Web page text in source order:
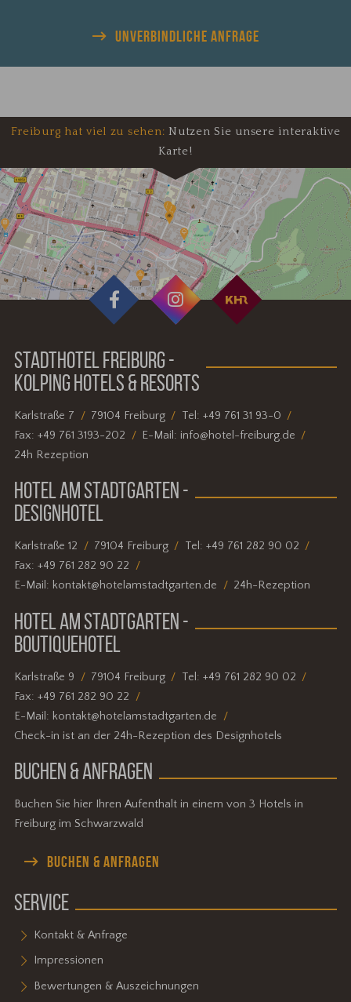
UNVERBINDLICHE ANFRAGE
Freiburg hat viel zu sehen: Nutzen Sie unsere interaktive
Karte!
STADTHOTEL FREIBURG -
KOLPING HOTELS & RESORTS
Karlstraße 7 79104 Freiburg Tel: +49 761 31 93-0
Fax:+49 761 3193-202 E-Mail: info@hotel-freiburg.de
24h Rezeption
HOTEL AM STADTGARTEN -
DESIGNHOTEL
Karlstraße 12 79104 Freiburg Tel: +49 761 282 90 02
Fax:+49 761 282 90 22
E-Mail: kontakt@hotelamstadtgarten.de 24h-Rezeption
HOTEL AM STADTGARTEN -
BOUTIQUEHOTEL
Karlstraße 9 79104 Freiburg Tel: +49 761 282 90 02
Fax:+49 761 282 90 22
E-Mail: kontakt@hotelamstadtgarten.de
Check-in ist an der 24h-Rezeption des Designhotels
BUCHEN & ANFRAGEN
Buchen Sie hier Ihren Aufenthalt in einem von 3 Hotels in
Freiburg im Schwarzwald
BUCHEN & ANFRAGEN
SERVICE
Kontakt & Anfrage
Impressionen
Bewertungen & Auszeichnungen